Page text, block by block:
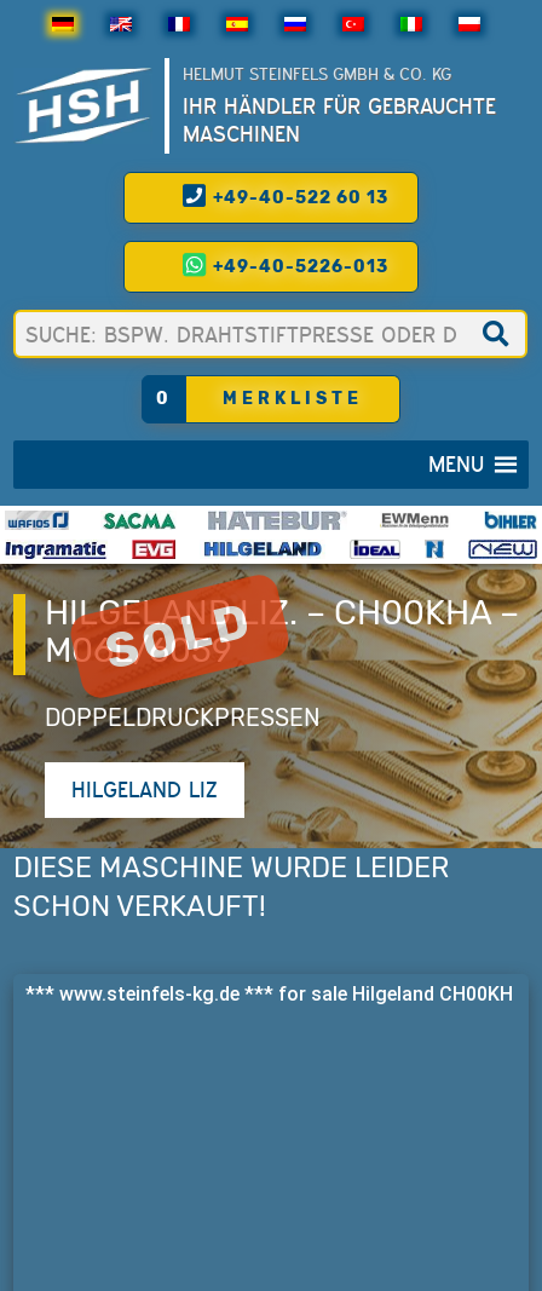
HELMUT STEINFELS GMBH & CO. KG
IHR HÄNDLER FÜR GEBRAUCHTE
MASCHINEN
+49-40-522 60 13
+49-40-5226-013
0 MERKLISTE
MENU
HILGELAND LIZ. – CH00KHA –
M06L/6059
DOPPELDRUCKPRESSEN
HILGELAND LIZ
DIESE MASCHINE WURDE LEIDER
SCHON VERKAUFT!
*** www.steinfels-kg.de *** for sale Hilgeland CH00KH